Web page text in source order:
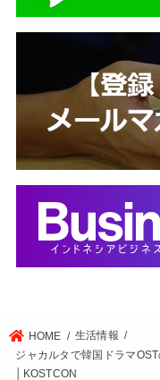
HOME
生活情報
ジャカルタで韓国ドラマ
│KOSTCON